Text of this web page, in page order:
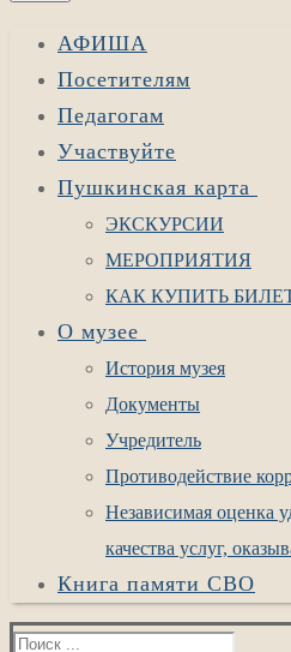
АФИША
Посетителям
Педагогам
Участвуйте
Пушкинская карта
ЭКСКУРСИИ
МЕРОПРИЯТИЯ
КАК КУПИТЬ БИЛЕТ
О музее
История музея
Документы
Учредитель
Противодействие
Независимая оценка
качества услуг,
Книга памяти СВО
Найти: